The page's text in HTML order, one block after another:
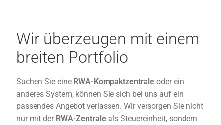
Wir überzeugen mit einem
breiten Portfolio
Suchen Sie eine RWA-Kompaktzentrale oder ein
anderes System, können Sie sich bei uns auf ein
passendes Angebot verlassen. Wir versorgen Sie nicht
nur mit der RWA-Zentrale als Steuereinheit, sondern